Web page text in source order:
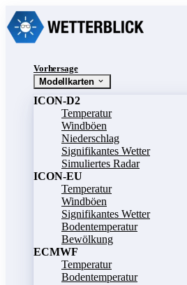
Vorhersage
Modellkarten
ICON-D2
Temperatur
Windböen
Niederschlag
Signifikantes Wetter
Simuliertes Radar
ICON-EU
Temperatur
Windböen
Signifikantes Wetter
Bodentemperatur
Bewölkung
ECMWF
Temperatur
Bodentemperatur